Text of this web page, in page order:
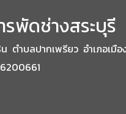
พัดช่างสระบุรี
ตำบลปากเพรียว อำเภอเมือ